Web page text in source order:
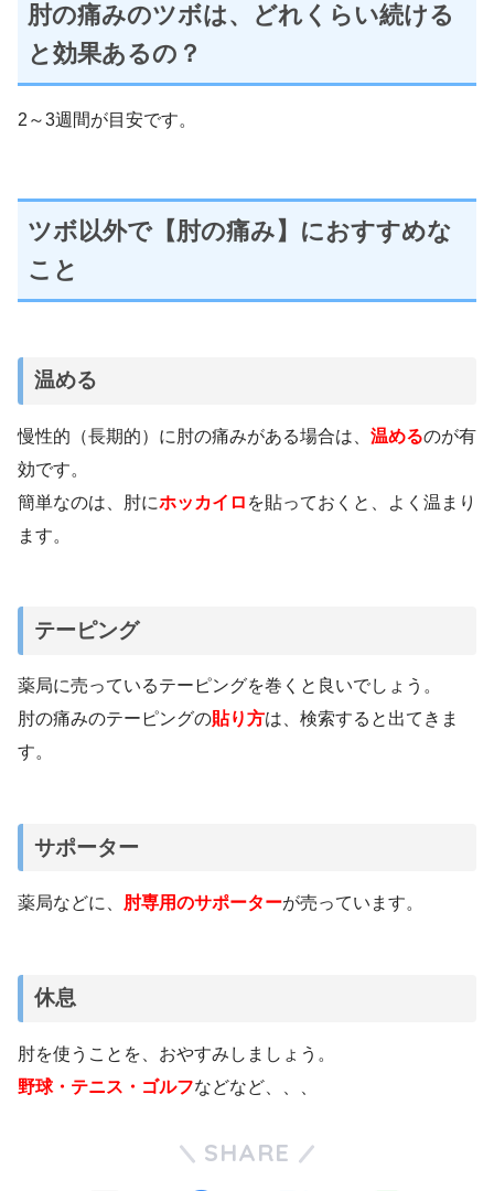
肘の痛みのツボは、どれくらい続ける
と効果あるの？
2～3週間が目安です。
ツボ以外で【肘の痛み】におすすめな
こと
温める
慢性的（長期的）に肘の痛みがある場合は、 温めるのが有
効です。
簡単なのは、肘にホッカイロ を貼っておくと、よく温まり
ます。
テーピング
薬局に売っているテーピングを巻くと良いでしょう。
肘の痛みのテーピングの貼り方は、検索すると出てきま
す。
サポーター
薬局などに、 肘専用のサポーターが売っています。
休息
肘を使うことを、おやすみしましょう。
野球・テニス・ゴルフなどなど、、、
SHARE